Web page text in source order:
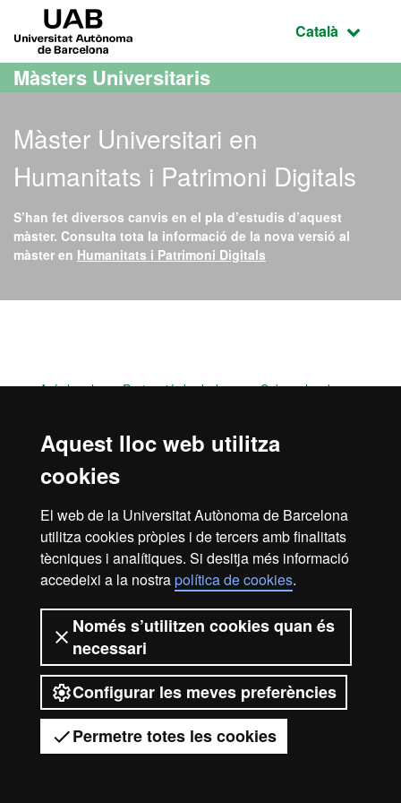
Aquest lloc web utilitza
cookies
El web de la Universitat Autònoma de Barcelona
utilitza cookies pròpies i de tercers amb finalitats
tècniques i analítiques. Si desitja més informació
accedeixi a la nostrapolítica de cookies.
Només s’utilitzen cookies quan és
necessari
Configurar les meves preferències
Permetre totes les cookies
Ves al contingut principal
Ves a la navegació de la pàgina
Idioma
Català
Màsters Universitaris
Màster Universitari en
Humanitats i Patrimoni Digitals
S’han fet diversos canvis en el pla d’estudis d’aquest
màster. Consulta tota la informació de la nova versió al
màster en Humanitats i Patrimoni Digitals
Tens dubtes?
Avís legal Protecció de dades
Sobre el web
2026 Universitat Autònoma de